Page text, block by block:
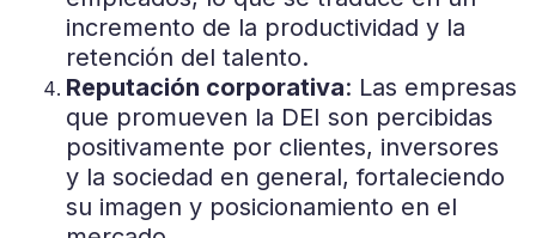
incremento de la productividad y la
retención del talento.
Reputación corporativa: Las empresas
que promueven la DEI son percibidas
positivamente por clientes, inversores
y la sociedad en general, fortaleciendo
su imagen y posicionamiento en el